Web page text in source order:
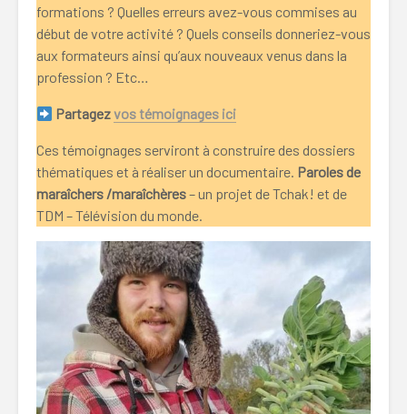
formations ? Quelles erreurs avez-vous commises au
début de votre activité ? Quels conseils donneriez-vous
aux formateurs ainsi qu’aux nouveaux venus dans la
profession ? Etc…
Partagezvos témoignages ici
Ces témoignages serviront à construire des dossiers
thématiques et à réaliser un documentaire. Paroles de
maraîchers /maraîchères– un projet de Tchak! et de
TDM – Télévision du monde.